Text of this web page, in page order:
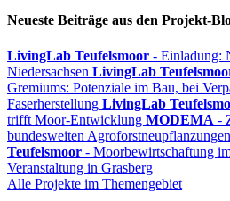
Neueste Beiträge aus den Projekt-
LivingLab Teufelsmoor - Einladung:
Niedersachsen LivingLab
Gremiums: Potenziale im Bau, bei
Faserherstellung LivingLab
trifft Moor-Entwicklung MODEMA -
bundesweiten
Teufelsmoor - Moorbewirtschaftung
Veranstaltung in Grasberg
Alle Projekte im Themengebiet